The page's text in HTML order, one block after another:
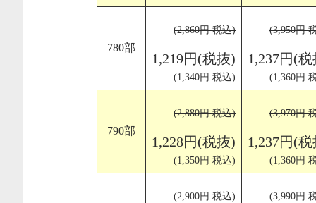
780部
(2,860円 税込)
1,219円(税抜)
(1,340円 税込)
(3,950円
1,237円(
(1,360円
790部
(2,880円 税込)
1,228円(税抜)
(1,350円 税込)
(3,970円
1,237円(
(1,360円
(2,900円 税込) (3,990円